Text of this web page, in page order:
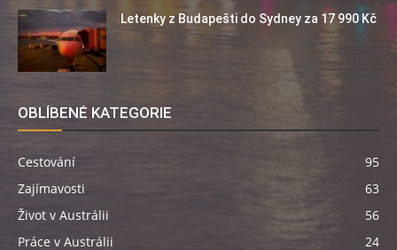
Letenky z Budapešti do Sydney za 17 990 Kč
OBLÍBENÉ KATEGORIE
Cestování
95
Zajímavosti
63
Život v Austrálii
56
Práce v Austrálii
24